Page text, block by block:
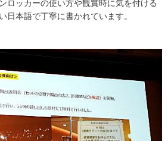
ロッカーの使い方や観賞時に気を付ける
日本語で丁寧に書かれています。